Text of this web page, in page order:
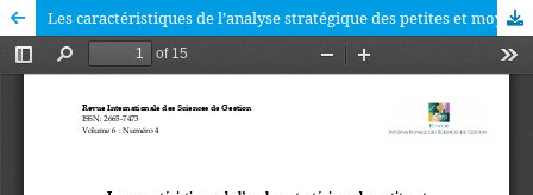
Les caractéristiques de l’analyse stratégique des petites et moyennes entreprises : cas des PME de la province d’EL JADIDA